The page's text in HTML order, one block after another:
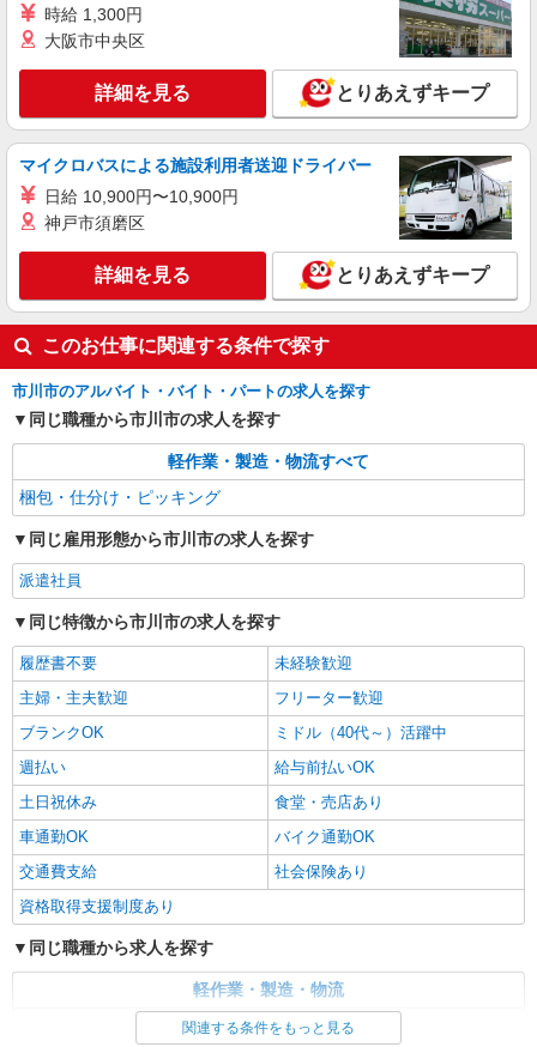
時給1200円（就業先により異なる）
キープ 詳細を見る
時給 1,300円
大阪市中央区
詳細を見る とりあえずキープ
マイクロバスによる施設利用者送迎ドライバー
日給 10,900円〜10,900円
神戸市須磨区
詳細を見る とりあえずキープ
このお仕事に関連する条件で探す
市川市のアルバイト・バイト・パートの求人を探す
同じ職種から市川市の求人を探す
軽作業・製造・物流すべて
梱包・仕分け・ピッキング
同じ雇用形態から市川市の求人を探す
派遣社員
同じ特徴から市川市の求人を探す
履歴書不要
未経験歓迎
主婦・主夫歓迎
フリーター歓迎
ブランクOK
ミドル（40代～）活躍中
週払い
給与前払いOK
土日祝休み
食堂・売店あり
車通勤OK
バイク通勤OK
交通費支給
社会保険あり
資格取得支援制度あり
同じ職種から求人を探す
軽作業・製造・物流
梱包・仕分け・ピッキング関連する条件をもっと見る